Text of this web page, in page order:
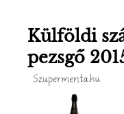
Külföldi
pezsgő